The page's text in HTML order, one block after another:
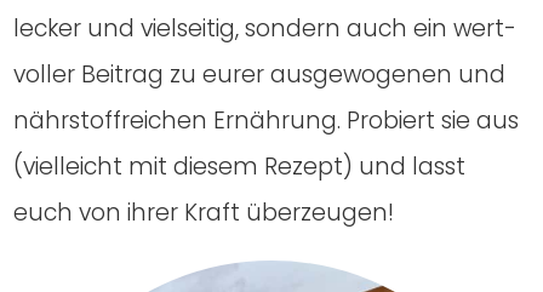
lecker und viel­sei­tig, son­dern auch ein wert­
vol­ler Bei­trag zu eurer aus­ge­wo­ge­nen und
nähr­stoff­rei­chen Ernäh­rung. Pro­biert sie aus
(viel­leicht mit die­sem Rezept) und lasst
euch von ihrer Kraft über­zeu­gen!